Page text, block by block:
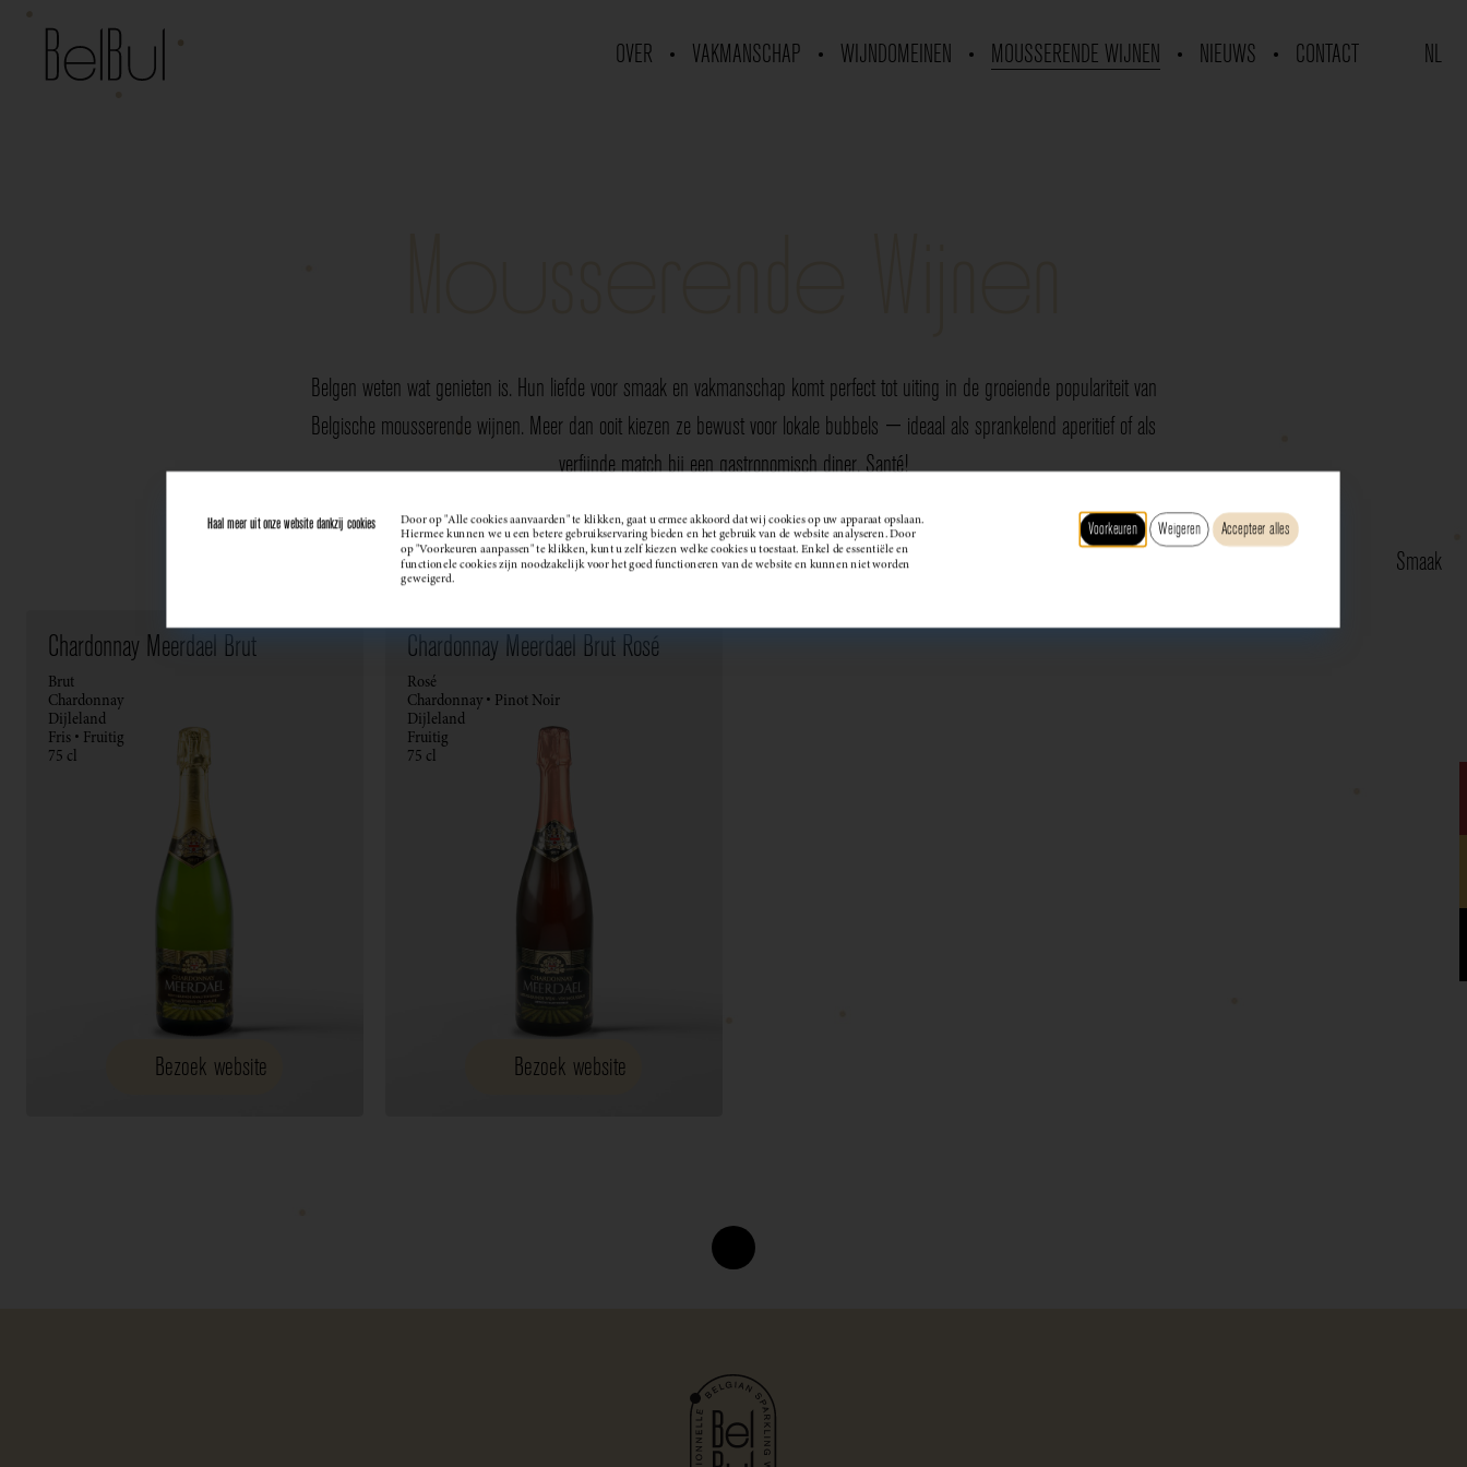
OVER VAKMANSCHAP WIJNDOMEINEN MOUSSERENDE WIJNEN NIEUWS CONTACT NL
Belgen weten wat genieten is. Hun liefde voor smaak en vakmanschap komt perfect tot uiting in de groeiende populariteit van
Belgische mousserende wijnen. Meer dan ooit kiezen ze bewust voor lokale bubbels — ideaal als sprankelend aperitief of als
verfijnde match bij een gastronomisch diner. Santé!
Wijndomein Smaak
Chardonnay Meerdael Brut
Brut
Chardonnay
Dijleland
Fris • Fruitig
75 cl
Bezoek website
Chardonnay Meerdael Brut Rosé
Rosé
Chardonnay • Pinot Noir
Dijleland
Fruitig
75 cl
Bezoek website
Haal meer uit onze website dankzij cookies Door op "Alle cookies aanvaarden" te klikken, gaat u ermee akkoord dat wij cookies op uw apparaat opslaan.
Hiermee kunnen we u een betere gebruikservaring bieden en het gebruik van de website analyseren. Door
op "Voorkeuren aanpassen" te klikken, kunt u zelf kiezen welke cookies u toestaat. Enkel de essentiële en
functionele cookies zijn noodzakelijk voor het goed functioneren van de website en kunnen niet worden
geweigerd.
Voorkeuren Weigeren Accepteer alles